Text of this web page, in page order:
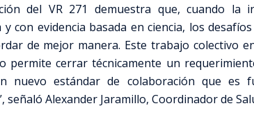
del VR 271 demuestra que, cuando la
con evidencia basada en ciencia, los
de mejor manera. Este trabajo colectivo
permite cerrar técnicamente un
nuevo estándar de colaboración que es
señaló Alexander Jaramillo, Coordinador de